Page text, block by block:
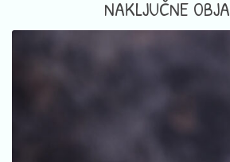
NAKLJUČNE